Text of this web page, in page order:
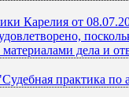
Карелия от
дела и
практика